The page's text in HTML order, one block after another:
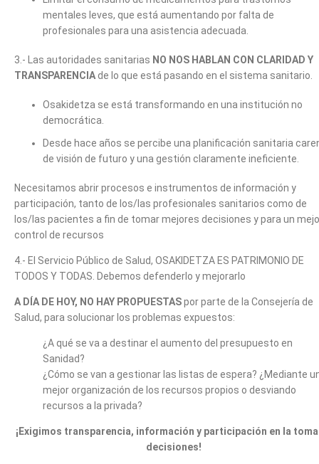
mentales leves, que está aumentando por falta de
profesionales para una asistencia adecuada.
3.- Las autoridades sanitarias NO NOS HABLAN CON CLARIDAD Y
TRANSPARENCIAde lo que está pasando en el sistema sanitario.
Osakidetza se está transformando en una institución no
democrática.
Desde hace años se percibe una planificación sanitaria
de visión de futuro y una gestión claramente ineficiente.
Necesitamos abrir procesos e instrumentos de información y
participación, tanto de los/las profesionales sanitarios como de
los/las pacientes a fin de tomar mejores decisiones y para un
control de recursos
4.- El Servicio Público de Salud, OSAKIDETZA ES PATRIMONIO DE
TODOS Y TODAS. Debemos defenderlo y mejorarlo
A DÍA DE HOY, NO HAY PROPUESTASpor parte de la Consejería de
Salud, para solucionar los problemas expuestos:
¿A qué se va a destinar el aumento del presupuesto en
Sanidad?
¿Cómo se van a gestionar las listas de espera? ¿Mediante
mejor organización de los recursos propios o desviando
recursos a la privada?
¡Exigimos transparencia, información y participación en la
decisiones!